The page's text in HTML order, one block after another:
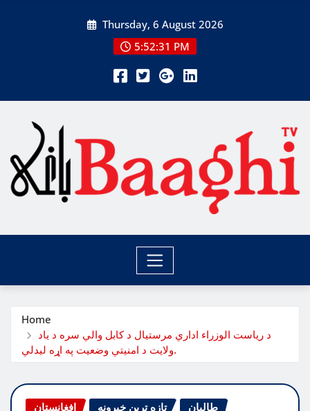
Thursday, 6 August 2026
5:52:32 PM
Home
د ریاست الوزراء اداري مرستیال د کابل والي سره د یاد
ولایت د امنیتي وضعیت په اړه لیدلي.
افغانستان تازه ترین خبرونه
طالبان